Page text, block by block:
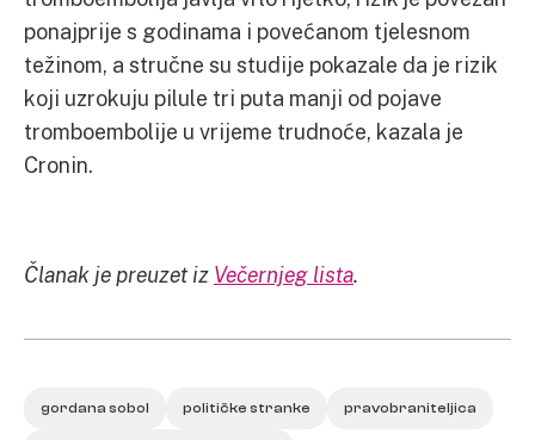
ponajprije s godinama i povećanom tjelesnom
težinom, a stručne su studije pokazale da je rizik
koji uzrokuju pilule tri puta manji od pojave
tromboembolije u vrijeme trudnoće, kazala je
Cronin.
Članak je preuzet iz Večernjeg lista.
gordana sobol političke stranke pravobraniteljica